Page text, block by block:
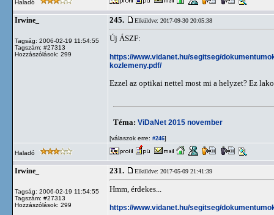
Haladó
Irwine_
Tagság: 2006-02-19 11:54:55
Tagszám: #27313
Hozzászólások: 299
245. Elküldve: 2017-09-30 20:05:38
Új ÁSZF:
https://www.vidanet.hu/segitseg/
kozlemeny.pdf/
Ezzel az optikai nettel most mi a helyzet? Ez
Téma: ViDaNet 2015 november
[válaszok erre: #246]
Haladó
Irwine_
Tagság: 2006-02-19 11:54:55
Tagszám: #27313
Hozzászólások: 299
231. Elküldve: 2017-05-09 21:41:39
Hmm, érdekes...
https://www.vidanet.hu/segitseg/